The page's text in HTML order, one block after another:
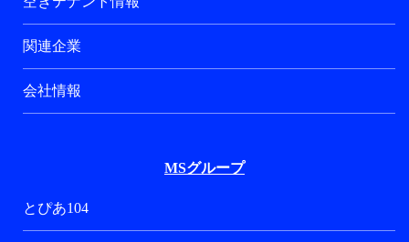
関連企業
会社情報
MSグループ
とぴあ104